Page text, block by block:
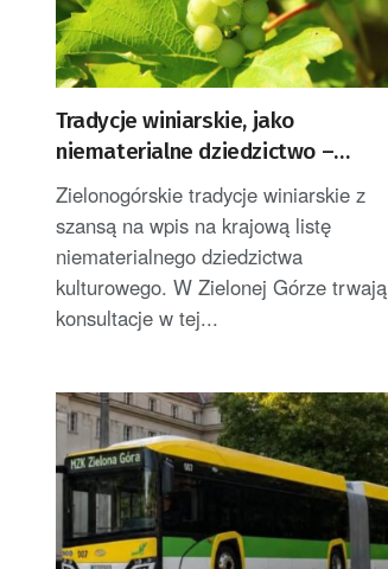
Tradycje winiarskie, jako
niematerialne dziedzictwo –
konsultacje i projekt
Zielonogórskie tradycje winiarskie z
szansą na wpis na krajową listę
niematerialnego dziedzictwa
kulturowego. W Zielonej Górze trwają
konsultacje w tej...